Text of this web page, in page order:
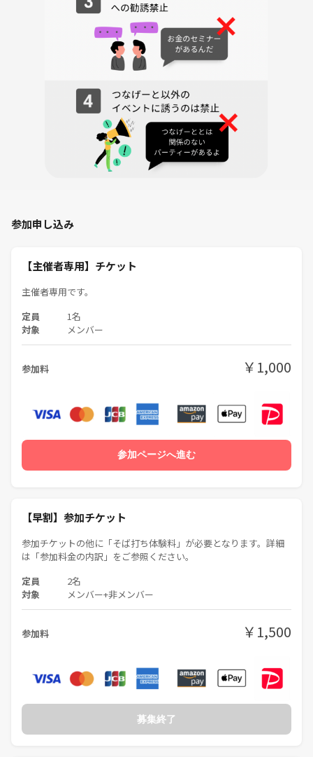
雨天決行です。 荒天などで中止にする場合は、前日までに判断し、ご連
◆ 当日のスケジュール ◆
①集合時間までに待ち合わせ場所にお越しください。
⑤体験終了または、おおよその時間になったら終了です。
※帰りは最寄り駅まで戻り解散する予定です。
希望者がいれば、カフェまたは追加散策するかもしれません。
※自由解散ですので、途中離脱も可能です。一声おかけください。
◆ 参加料金の内訳 ◆
・当日飲食した場合は、各自実費精算
・そば打ち体験料：4000円
（当日、現地にて現金またはPayPay(推奨)で、お支払いください）
※ご自身で打った500g(4～5人前)のそばをお持ち帰りいただけます
ンセル料として「そば打ち体験料（4000円）」を頂戴します。あらかじ
めご了承ください。
キャンセル料は、施設との連絡や予約の確保など、事前に必要な対応を
踏まえて設定しています。代わりの参加者が見つかる場合もあります
一律で対応させていただいています。
キャンセルされた場合は、PayPay等で請求させていただきます。
※連絡なく、または明確な理由のない（急用・諸事情等を含む）キャン
セルがあった場合には、今後の参加を見合わせていただく場合がありま
す。
参加申し込み
【主催者専用】チケット
主催者専用です。
定員 1名
対象 メンバー
参加料 ￥1,000
参加ページへ進む
【早割】参加チケット
参加チケットの他に「そば打ち体験料」が必要となります。詳細
は「参加料金の内訳」をご参照ください。
定員 2名
対象
メンバー+非メンバー
参加料 ￥1,500
募集終了